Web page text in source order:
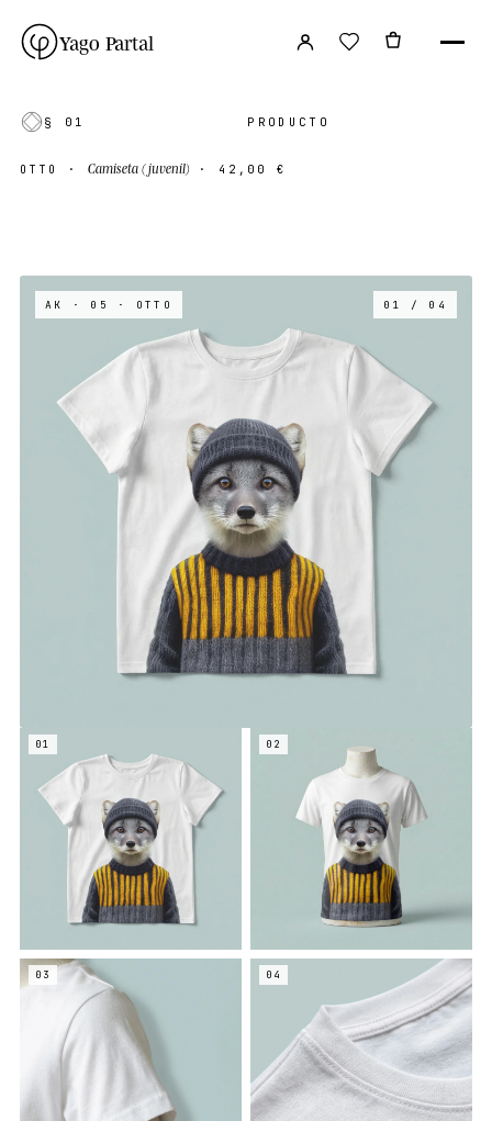
Yago Partal
§ 01 PRODUCTO
OTTO · Camiseta (juvenil)· 42,00 €
AK · 05 · OTTO 01 / 04
01 02
03 04